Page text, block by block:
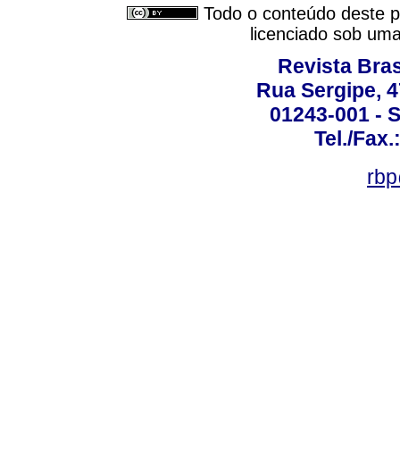
Todo o conteúdo deste
licenciado sob
Revista
Rua Sergipe,
01243-001 -
Tel./